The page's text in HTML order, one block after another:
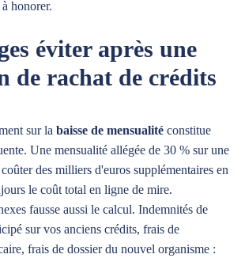
honorer.
éviter après une
de rachat de crédits
sur la baisse de mensualité constitue
Une mensualité allégée de 30 % sur une
des milliers d'euros supplémentaires en
le coût total en ligne de mire.
fausse aussi le calcul. Indemnités de
sur vos anciens crédits, frais de
frais de dossier du nouvel organisme :